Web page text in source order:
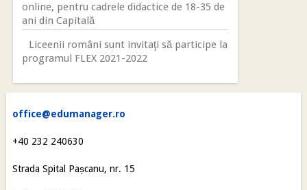
online, pentru cadrele didactice de 18-35 de
ani din Capitală
Liceenii români sunt invitaţi să participe la
programul FLEX 2021-2022
office@edumanager.ro
+40 232 240630
Strada Spital Pașcanu, nr. 15